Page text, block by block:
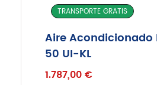
TRANSPORTE GRATIS
Aire Acondicionado
50 UI-KL
1.787,00€